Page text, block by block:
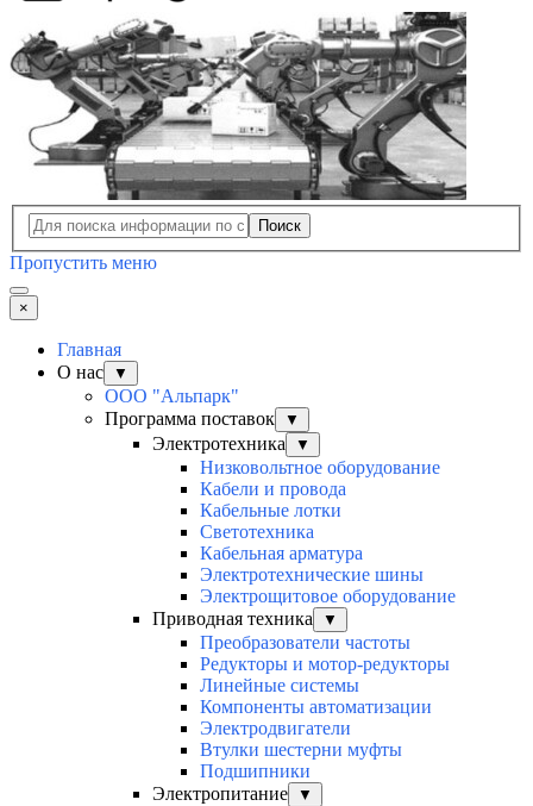
Поиск
Пропустить меню
×
Главная
О нас
▼
ООО "Альпарк"
Программа поставок
▼
Электротехника ▼
Низковольтное оборудование
Кабели и провода
Кабельные лотки
Светотехника
Кабельная арматура
Электротехнические шины
Электрощитовое оборудование
Приводная техника
▼
Преобразователи частоты
Редукторы и мотор-редукторы
Линейные системы
Компоненты автоматизации
Электродвигатели
Втулки шестерни муфты
Подшипники
Электропитание
▼